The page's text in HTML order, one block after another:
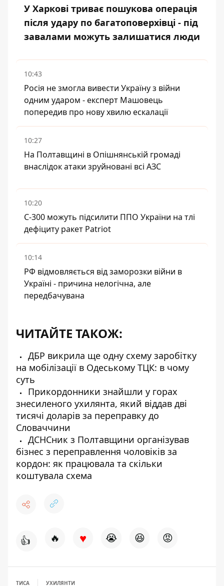
У Харкові триває пошукова операція
після удару по багатоповерхівці - під
завалами можуть залишатися люди
10:43
Росія не змогла вивести Україну з війни
одним ударом - експерт Машовець
попередив про нову хвилю ескалації
10:27
На Полтавщині в Опішнянській громаді
внаслідок атаки зруйновані всі АЗС
10:20
С-300 можуть підсилити ППО України на тлі
дефіциту ракет Patriot
10:14
РФ відмовляється від заморозки війни в
Україні - причина нелогічна, але
передбачувана
ЧИТАЙТЕ ТАКОЖ:
ДБР викрила ще одну схему заробітку
на мобілізації в Одеському ТЦК: в чому
суть
Прикордонники знайшли у горах
знесиленого ухилянта, який віддав дві
тисячі доларів за переправку до
Словаччини
ДСНСник з Полтавщини організував
бізнес з переправлення чоловіків за
кордон: як працювала та скільки
коштувала схема
👍 🔥 ♥ 😭 😆 😡
ТИСА УХИЛЯНТИ